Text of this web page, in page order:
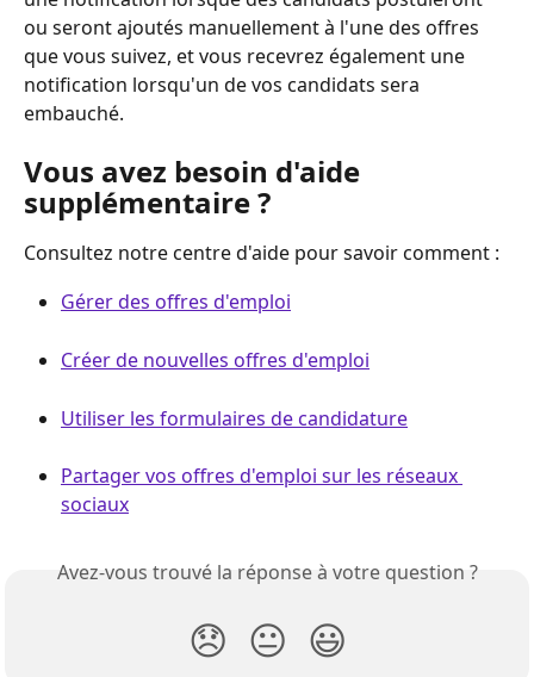
ou seront ajoutés manuellement à l'une des offres
que vous suivez, et vous recevrez également une
notification lorsqu'un de vos candidats sera
embauché.
Vous avez besoin d'aide
supplémentaire ?
Consultez notre centre d'aide pour savoir comment :
Gérer des offres d'emploi
Créer de nouvelles offres d'emploi
Utiliser les formulaires de candidature
Partager vos offres d'emploi sur les réseaux
sociaux
Avez-vous trouvé la réponse à votre question ?
😞 😐 😃